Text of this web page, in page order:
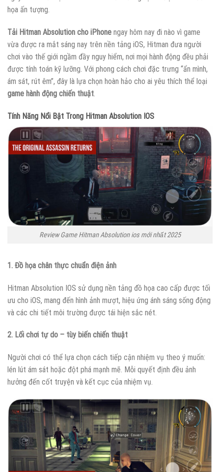
họa ấn tượng.
Tải Hitman Absolution cho iPhone ngay hôm nay đi nào vì game
vừa được ra mắt sáng nay trên nền tảng iOS, Hitman đưa người
chơi vào thế giới ngầm đầy nguy hiểm, nơi mọi hành động đều phải
được tính toán kỹ lưỡng. Với phong cách chơi đặc trưng “ẩn mình,
ám sát, rút êm”, đây là lựa chọn hoàn hảo cho ai yêu thích thể loại
game hành động chiến thuật
Tính Năng Nổi Bật Trong Hitman Absolution IOS
Review Game Hitman Absolution ios mới nhất 2025
1. Đồ họa chân thực chuẩn điện ảnh
Hitman Absolution IOS sử dụng nền tảng đồ họa cao cấp được tối
ưu cho iOS, mang đến hình ảnh mượt, hiệu ứng ánh sáng sống động
và các chi tiết môi trường được tái hiện sắc nét.
2. Lối chơi tự do – tùy biến chiến thuật
Người chơi có thể lựa chọn cách tiếp cận nhiệm vụ theo ý muốn:
lén lút ám sát hoặc đột phá mạnh mẽ. Mỗi quyết định đều ảnh
hưởng đến cốt truyện và kết cục của nhiệm vụ.